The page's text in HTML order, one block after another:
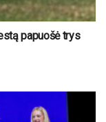
papuošė trys